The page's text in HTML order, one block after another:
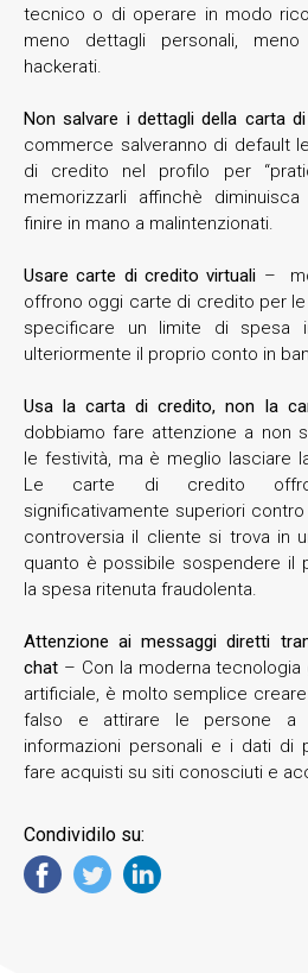
tecnico o di operare in modo
meno dettagli personali,
hackerati.
Non salvare i dettagli della carta
commerce salveranno di default
di credito nel profilo per
memorizzarli affinchè
finire in mano a malintenzionati.
Usare carte di credito virtuali –
offrono oggi carte di credito per
specificare un limite di spesa
ulteriormente il proprio conto in
Usa la carta di credito, non la
dobbiamo fare attenzione a non
le festività, ma è meglio lasciare
Le carte di credito
significativamente superiori
controversia il cliente si trova in
quanto è possibile sospendere il
la spesa ritenuta fraudolenta.
Attenzione ai messaggi diretti
chat – Con la moderna tecnologia
artificiale, è molto semplice
falso e attirare le persone a
informazioni personali e i dati di
fare acquisti su siti conosciuti e
Condividilo su: